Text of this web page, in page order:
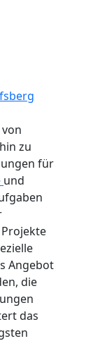
zu
für
und
Angebot
die
das